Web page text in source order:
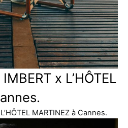
x L’HÔTEL
MARTINEZ à Cannes.